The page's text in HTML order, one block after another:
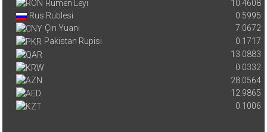
Rumen Leyi
10.4608
Rus Rublesi
0.5995
Çin Yuanı
7.0672
Pakistan Rupisi
0.1717
13.0883
0.0332
28.0564
12.9865
0.1006